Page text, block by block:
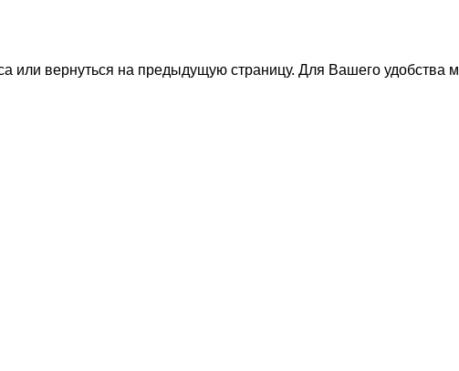
или вернуться на предыдущую страницу. Для Вашего удобства